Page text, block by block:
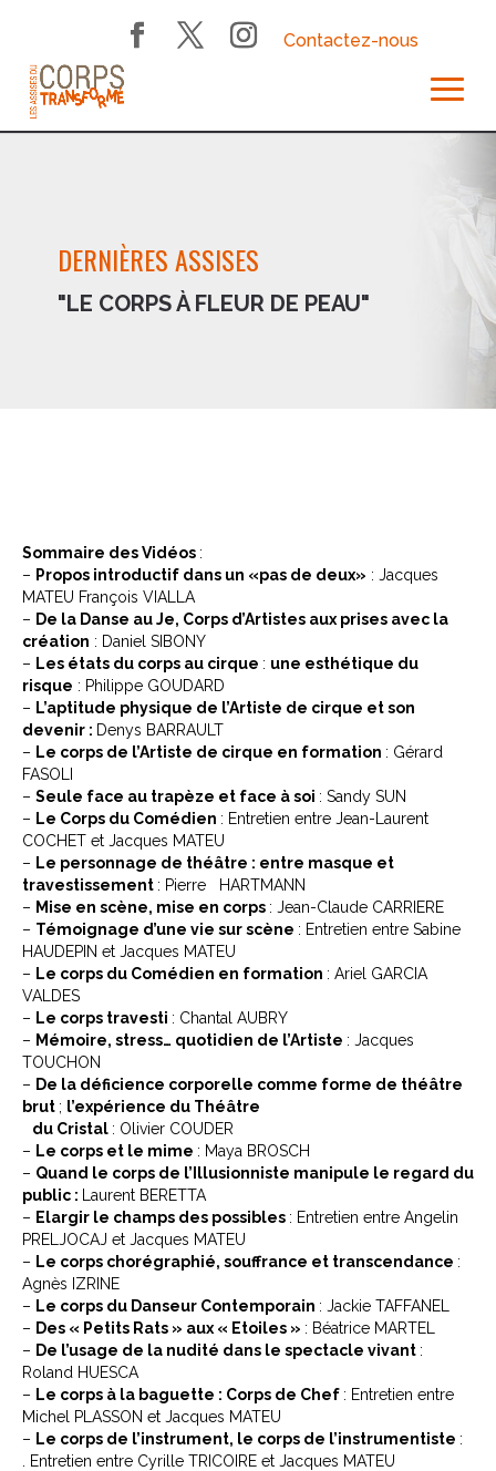
Contactez-nous
DERNIÈRES ASSISES
"LE CORPS À FLEUR DE PEAU"
Sommaire des Vidéos :
– Propos introductif dans un «pas de deux» : Jacques
MATEU François VIALLA
– De la Danse au Je, Corps d’Artistes aux prises avec la
création : Daniel SIBONY
– Les états du corps au cirque : une esthétique du
risque : Philippe GOUDARD
– L’aptitude physique de l’Artiste de cirque et son
devenir : Denys BARRAULT
– Le corps de l’Artiste de cirque en formation : Gérard
FASOLI
– Seule face au trapèze et face à soi : Sandy SUN
– Le Corps du Comédien : Entretien entre Jean-Laurent
COCHET et Jacques MATEU
– Le personnage de théâtre : entre masque et
travestissement : Pierre HARTMANN
– Mise en scène, mise en corps : Jean-Claude CARRIERE
– Témoignage d’une vie sur scène : Entretien entre Sabine
HAUDEPIN et Jacques MATEU
– Le corps du Comédien en formation : Ariel GARCIA
VALDES
– Le corps travesti : Chantal AUBRY
– Mémoire, stress… quotidien de l’Artiste : Jacques
TOUCHON
– De la déficience corporelle comme forme de théâtre
brut ; l’expérience du Théâtre
du Cristal : Olivier COUDER
– Le corps et le mime : Maya BROSCH
– Quand le corps de l’Illusionniste manipule le regard du
public :
Laurent BERETTA
– Elargir le champs des possibles : Entretien entre Angelin
PRELJOCAJ et Jacques MATEU
– Le corps chorégraphié, souffrance et transcendance :
Agnès IZRINE
– Le corps du Danseur Contemporain : Jackie TAFFANEL
– Des « Petits Rats » aux « Etoiles » : Béatrice MARTEL
– De l’usage de la nudité dans le spectacle vivant :
Roland HUESCA
– Le corps à la baguette : Corps de Chef : Entretien entre
Michel PLASSON et Jacques MATEU
– Le corps de l’instrument, le corps de l’instrumentiste :
. Entretien entre Cyrille TRICOIRE et Jacques MATEU